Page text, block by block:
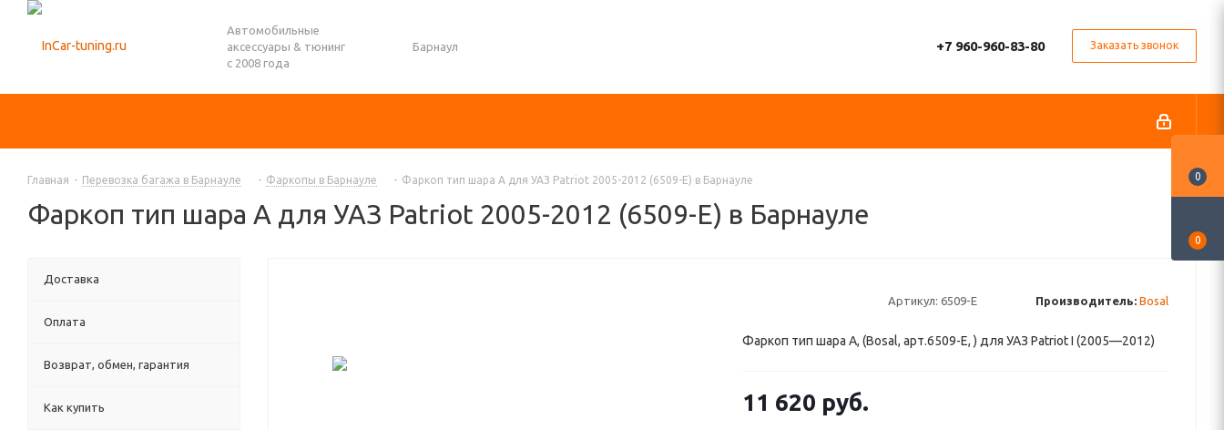
Автомобильные
аксессуары & тюнинг
с 2008 года
Барнаул +7 960-960-83-80 Заказать звонок
Главная - Перевозка багажа в Барнауле - Фаркопы в Барнауле - Фаркоп тип шара A для УАЗ Patriot 2005-2012 (6509-E) в Барнауле
Фаркоп тип шара A для УАЗ Patriot 2005-2012 (6509-E) в Барнауле
Артикул: 6509-E Производитель: Bosal
Фаркоп тип шара A, (Bosal, арт.6509-E, ) для УАЗ Patriot I (2005—2012)
11 620 руб.
Доставка
Оплата
Возврат, обмен, гарантия
Как купить
0
0